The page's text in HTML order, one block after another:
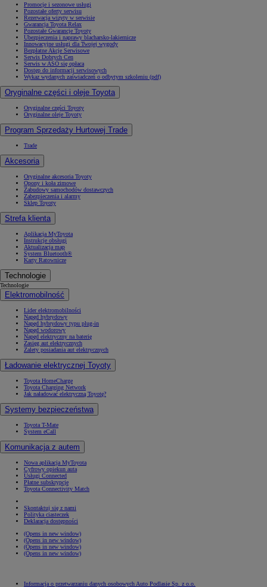
Promocje i sezonowe usługi
Pozostałe oferty serwisu
Rezerwacja wizyty w serwisie
Gwarancja Toyota Relax
Pozostałe Gwarancje Toyoty
Ubezpieczenia i naprawy blacharsko-lakiernicze
Innowacyjne usługi dla Twojej wygody
Bezpłatne Akcje Serwisowe
Serwis Dobrych Cen
Serwis w ASO się opłaca
Dostęp do informacji serwisowych
Wykaz wydanych zaświadczeń o odbytym szkoleniu (pdf)
Oryginalne części i oleje Toyota
Oryginalne części Toyoty
Oryginalne oleje Toyoty
Program Sprzedaży Hurtowej Trade
Trade
Akcesoria
Oryginalne akcesoria Toyoty
Opony i koła zimowe
Zabudowy samochodów dostawczych
Zabezpieczenia i alarmy
Sklep Toyoty
Strefa klienta
Aplikacja MyToyota
Instrukcje obsługi
Aktualizacja map
System Bluetooth®
Karty Ratownicze
Technologie
Technologie
Elektromobilność
Lider elektromobilności
Napęd hybrydowy
Napęd hybrydowy typu plug-in
Napęd wodorowy
Napęd elektryczny na baterię
Zasięg aut elektrycznych
Zalety posiadania aut elektrycznych
Ładowanie elektrycznej Toyoty
Toyota HomeCharge
Toyota Charging Network
Jak naładować elektryczną Toyotę?
Systemy bezpieczeństwa
Toyota T-Mate
System eCall
Komunikacja z autem
Nowa aplikacja MyToyota
Cyfrowy opiekun auta
Usługi Connected
Płatne subskrypcje
Toyota Connectivity Match
Skontaktuj się z nami
Polityka ciasteczek
Deklaracja dostępności
(Opens in new window)
(Opens in new window)
(Opens in new window)
(Opens in new window)
Informacja o przetwarzaniu danych osobowych Auto Podlasie Sp. z o.o.